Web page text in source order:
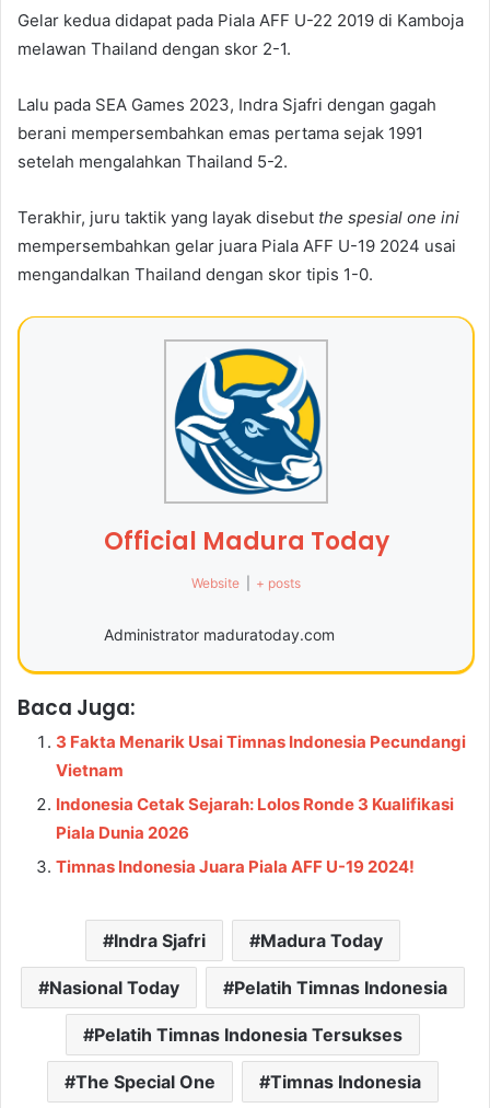
Gelar kedua didapat pada Piala AFF U-22 2019 di Kamboja
melawan Thailand dengan skor 2-1.
Lalu pada SEA Games 2023, Indra Sjafri dengan gagah
berani mempersembahkan emas pertama sejak 1991
setelah mengalahkan Thailand 5-2.
Terakhir, juru taktik yang layak disebut the spesial one ini
mempersembahkan gelar juara Piala AFF U-19 2024 usai
mengandalkan Thailand dengan skor tipis 1-0.
Official Madura Today
Website + posts
Administrator maduratoday.com
Baca Juga:
3 Fakta Menarik Usai Timnas Indonesia Pecundangi
Vietnam
Indonesia Cetak Sejarah: Lolos Ronde 3 Kualifikasi
Piala Dunia 2026
Timnas Indonesia Juara Piala AFF U-19 2024!
Indra Sjafri Madura Today
Nasional Today Pelatih Timnas Indonesia
Pelatih Timnas Indonesia Tersukses
The Special One Timnas Indonesia